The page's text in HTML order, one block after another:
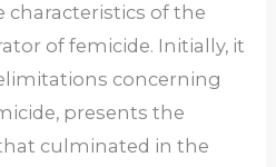
characteristics of the
of femicide. Initially, it
concerning
presents the
culminated in the